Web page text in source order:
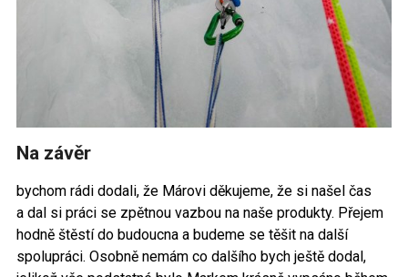
Na závěr
bychom rádi dodali, že Márovi děkujeme, že si našel čas
a dal si práci se zpětnou vazbou na naše produkty. Přejem
hodně štěstí do budoucna a budeme se těšit na další
spolupráci. Osobně nemám co dalšího bych ještě dodal,